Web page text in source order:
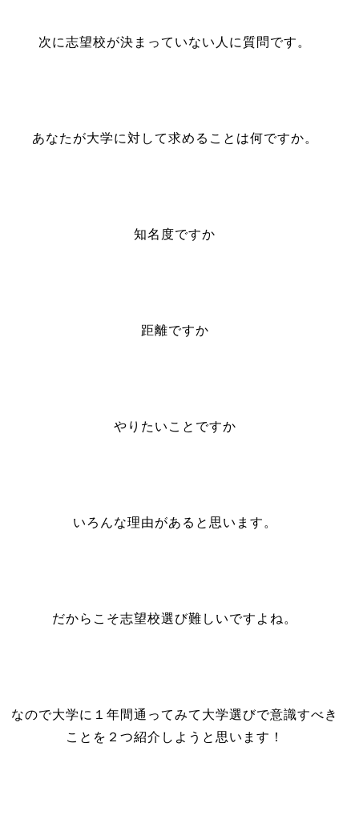
次に志望校が決まっていない人に質問です。
あなたが大学に対して求めることは何ですか。
知名度ですか
距離ですか
やりたいことですか
いろんな理由があると思います。
だからこそ志望校選び難しいですよね。
なので大学に１年間通ってみて大学選びで意識すべき
ことを２つ紹介しようと思います！